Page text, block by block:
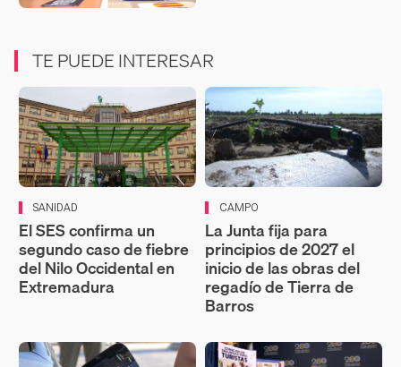
TE PUEDE INTERESAR
SANIDAD
El SES confirma un
segundo caso de fiebre
del Nilo Occidental en
Extremadura
CAMPO
La Junta fija para
principios de 2027 el
inicio de las obras del
regadío de Tierra de
Barros